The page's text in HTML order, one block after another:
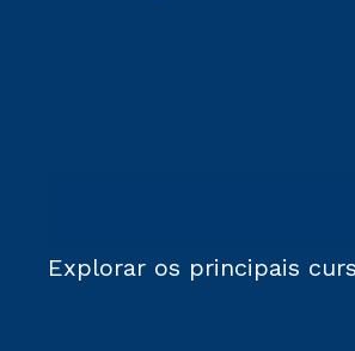
Explorar os principais